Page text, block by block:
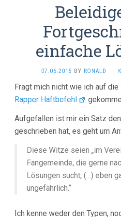
einfache
07.06.2015 BY RONALD ·
Fragt mich nicht wie ich auf die
Rapper Haftbefehl
Aufgefallen ist mir ein Satz
geschrieben hat, es geht um
Diese Witze seien „im
Fangemeinde, die gerne
Lösungen sucht, (…) eben
ungefährlich.“
Ich kenne weder den Typen,